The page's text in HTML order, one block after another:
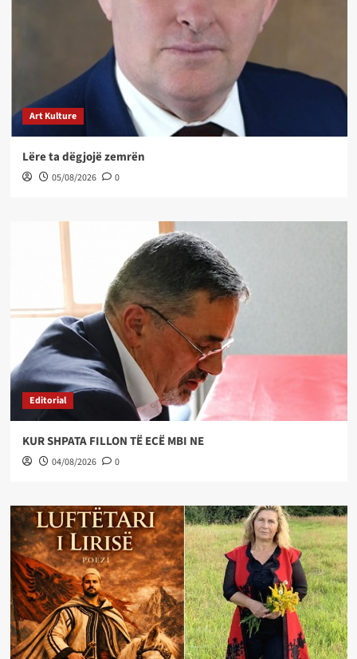
Art Kulture
Lëre ta dëgjojë zemrën
05/08/2026 0
Editorial
KUR SHPATA FILLON TË ECË MBI NE
04/08/2026 0